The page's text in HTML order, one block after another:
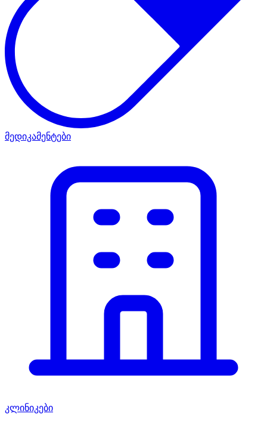
მედიკამენტები
კლინიკები